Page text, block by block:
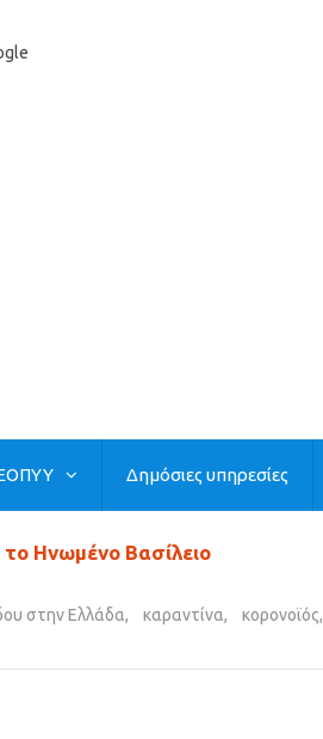
Δημόσιες υπηρεσίες
Ηνωμένο Βασίλειο
στην Ελλάδα, καραντίνα, κορονοϊός,